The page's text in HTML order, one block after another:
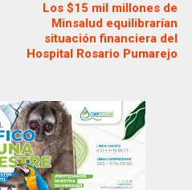
Los $15 mil millones de
Minsalud equilibrarían
situación financiera del
Hospital Rosario Pumarejo